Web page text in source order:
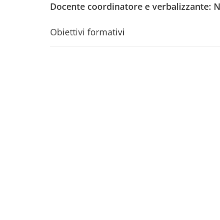
Docente coordinatore e verbalizzante:
Obiettivi formativi